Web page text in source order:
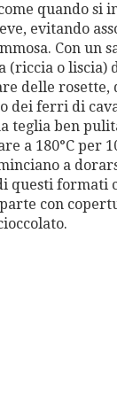
quando si
evitando
Con un
(riccia o liscia)
delle rosette,
dei ferri di
teglia ben
a 180°C per
a
questi formati
con